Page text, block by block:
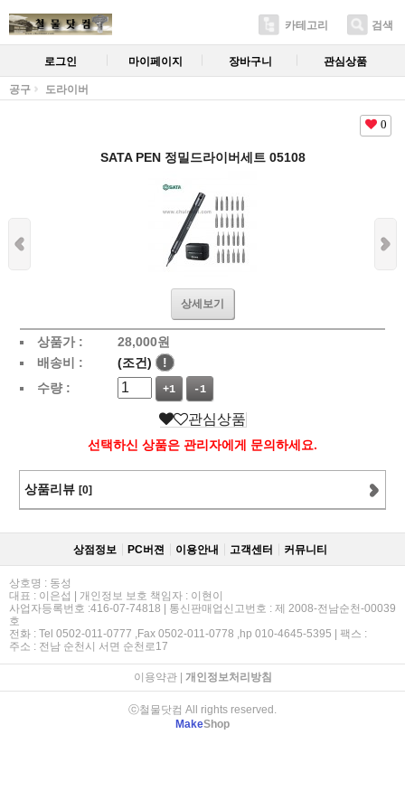
카테고리 검색
로그인 마이페이지 장바구니 관심상품
공구 도라이버
0
SATA PEN 정밀드라이버세트 05108
상세보기
상품가 : 28,000원
배송비 :
(조건)
!
수량 :
+1 -1
관심상품
선택하신 상품은 관리자에게 문의하세요.
상품리뷰 [0]
상점정보 PC버젼 이용안내 고객센터 커뮤니티
상호명 : 동성
대표 : 이은섭 | 개인정보 보호 책임자 : 이현이
사업자등록번호 :416-07-74818 | 통신판매업신고번호 : 제 2008-전남순천-00039
호
전화 : Tel 0502-011-0777 ,Fax 0502-011-0778 ,hp 010-4645-5395 | 팩스 :
주소 : 전남 순천시 서면 순천로17
이용약관| 개인정보처리방침
ⓒ철물닷컴 All rights reserved.
MakeShop